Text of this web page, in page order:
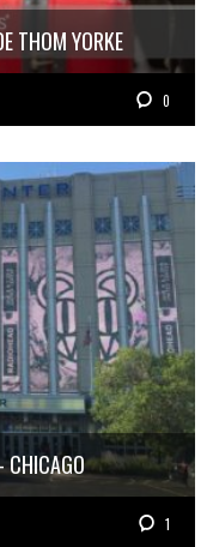
THOM YORKE
0
CHICAGO
1